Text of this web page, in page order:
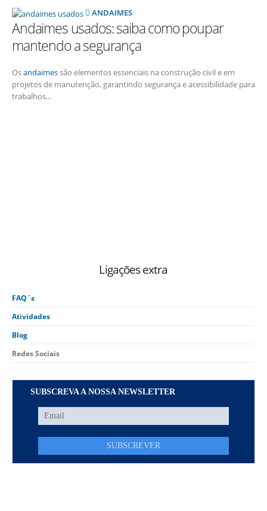
ANDAIMES
Andaimes usados: saiba como poupar
mantendo a segurança
Osandaimessão elementos essenciais na construção civil e em
projetos de manutenção, garantindo segurança e acessibilidade para
trabalhos...
Ligações extra
FAQ´s
Atividades
Blog
Redes Sociais
SUBSCREVA A NOSSA NEWSLETTER